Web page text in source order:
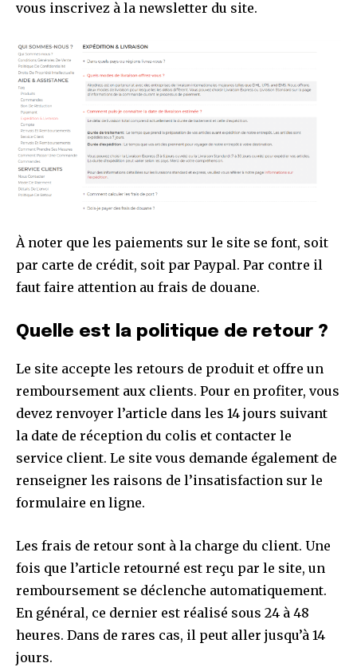
vous inscrivez à la newsletter du site.
À noter que les paiements sur le site se font, soit
par carte de crédit, soit par Paypal. Par contre il
faut faire attention au frais de douane.
Quelle est la politique de retour ?
Le site accepte les retours de produit et offre un
remboursement aux clients. Pour en profiter, vous
devez renvoyer l’article dans les 14 jours suivant
la date de réception du colis et contacter le
service client. Le site vous demande également de
renseigner les raisons de l’insatisfaction sur le
formulaire en ligne.
Les frais de retour sont à la charge du client. Une
fois que l’article retourné est reçu par le site, un
remboursement se déclenche automatiquement.
En général, ce dernier est réalisé sous 24 à 48
heures. Dans de rares cas, il peut aller jusqu’à 14
jours.